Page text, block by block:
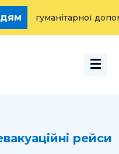
гуманітарної
рейси